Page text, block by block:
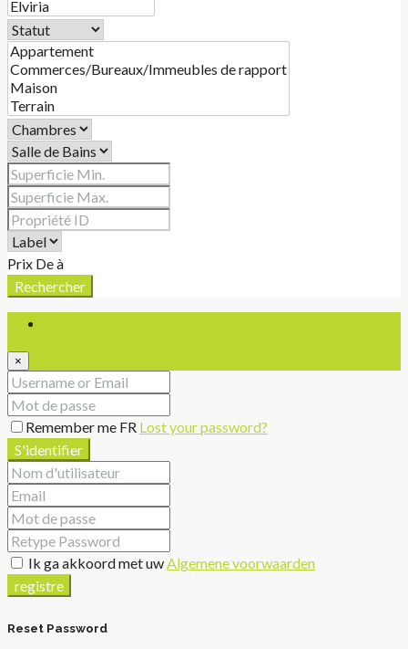
Prix Deà
Rechercher
×
Remember me FR Lost your password?
S'identifier
Ik ga akkoord met uwAlgemene voorwaarden
registre
Reset Password